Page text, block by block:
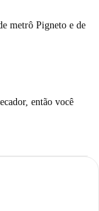
metrô Pigneto e de
então você